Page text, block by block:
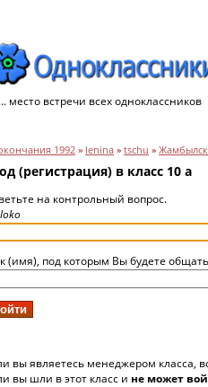
... место встречи всех одноклассников
1992 » lenina » tschu »
(регистрация) в класс 10 a
на контрольный вопрос.
(имя), под которым Вы будете
вы являетесь менеджером класса,
вы шли в этот класс и не может